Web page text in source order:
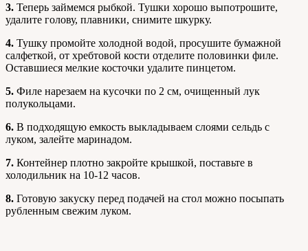
3. Теперь займемся рыбкой. Тушки хорошо выпотрошите,
удалите голову, плавники, снимите шкурку.
4. Тушку промойте холодной водой, просушите бумажной
салфеткой, от хребтовой кости отделите половинки филе.
Оставшиеся мелкие косточки удалите пинцетом.
5. Филе нарезаем на кусочки по 2 см, очищенный лук
полукольцами.
6. В подходящую емкость выкладываем слоями сельдь с
луком, залейте маринадом.
7. Контейнер плотно закройте крышкой, поставьте в
холодильник на 10-12 часов.
8. Готовую закуску перед подачей на стол можно посыпать
рубленным свежим луком.